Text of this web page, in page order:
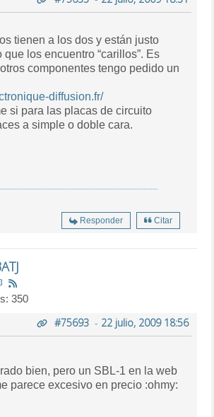
tienen a los dos y están justo
los encuentro “carillos”. Es
componentes tengo pedido un
diffusion.fr/
si para las placas de circuito
a simple o doble cara.
Responder Citar
350
#75693- 22 julio, 2009 18:56
bien, pero un SBL-1 en la web
parece excesivo en precio :ohmy: